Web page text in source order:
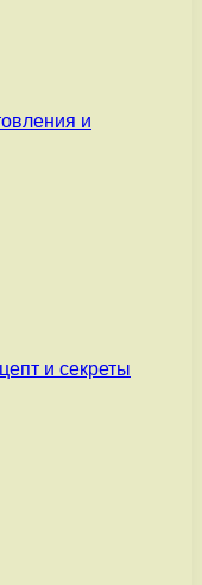
и
и секреты